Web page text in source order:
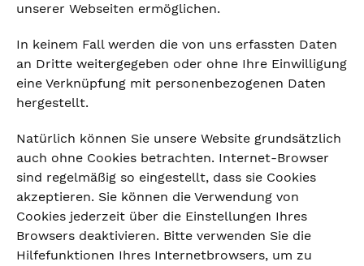
unserer Webseiten ermöglichen.
In keinem Fall werden die von uns erfassten Daten
an Dritte weitergegeben oder ohne Ihre Einwilligung
eine Verknüpfung mit personenbezogenen Daten
hergestellt.
Natürlich können Sie unsere Website grundsätzlich
auch ohne Cookies betrachten. Internet-Browser
sind regelmäßig so eingestellt, dass sie Cookies
akzeptieren. Sie können die Verwendung von
Cookies jederzeit über die Einstellungen Ihres
Browsers deaktivieren. Bitte verwenden Sie die
Hilfefunktionen Ihres Internetbrowsers, um zu